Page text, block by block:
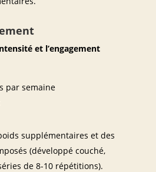
et l’engagement
par semaine
supplémentaires et des
(développé couché,
de 8-10 répétitions).